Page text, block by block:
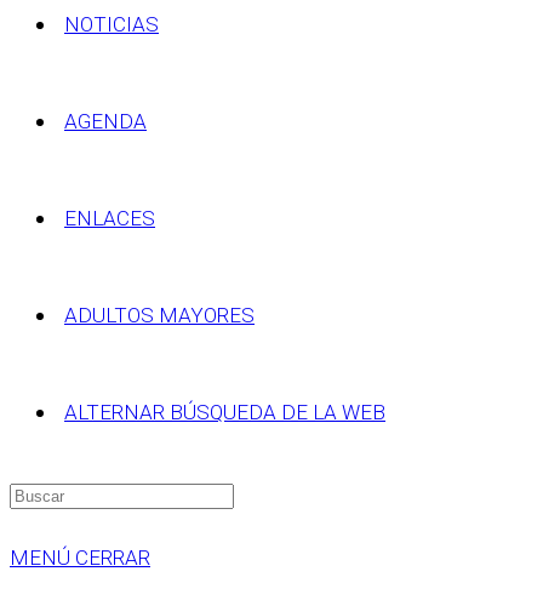
NOTICIAS
AGENDA
ENLACES
ADULTOS MAYORES
ALTERNAR BÚSQUEDA DE LA WEB
MENÚ CERRAR